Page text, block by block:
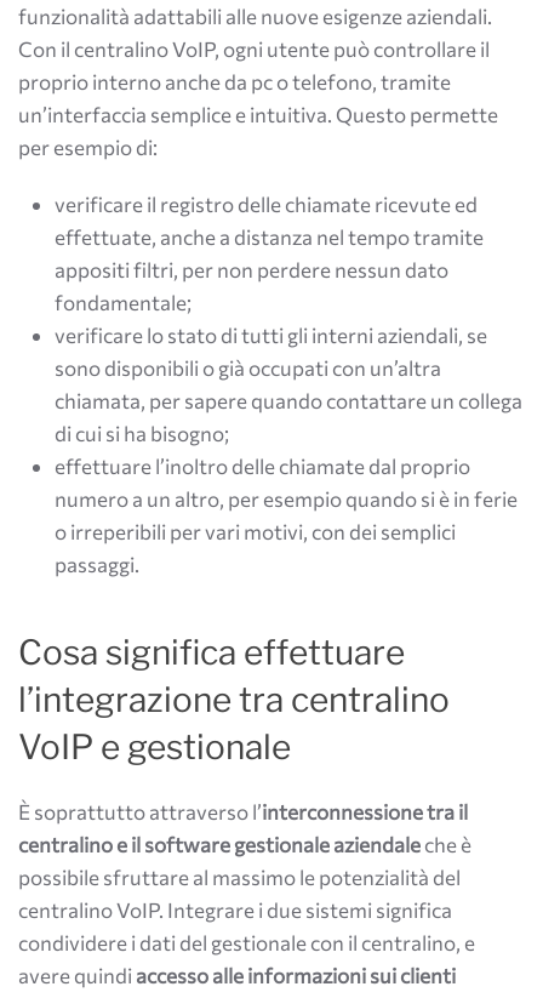
funzionalità adattabili alle nuove esigenze aziendali.
Con il centralino VoIP, ogni utente può controllare il
proprio interno anche da pc o telefono, tramite
un’interfaccia semplice e intuitiva. Questo permette
per esempio di:
verificare il registro delle chiamate ricevute ed
effettuate, anche a distanza nel tempo tramite
appositi filtri, per non perdere nessun dato
fondamentale;
verificare lo stato di tutti gli interni aziendali, se
sono disponibili o già occupati con un’altra
chiamata, per sapere quando contattare un collega
di cui si ha bisogno;
effettuare l’inoltro delle chiamate dal proprio
numero a un altro, per esempio quando si è in ferie
o irreperibili per vari motivi, con dei semplici
passaggi.
Cosa significa effettuare
l’integrazione tra centralino
VoIP e gestionale
È soprattutto attraverso l’interconnessione tra il
centralino e il software gestionale aziendaleche è
possibile sfruttare al massimo le potenzialità del
centralino VoIP. Integrare i due sistemi significa
condividere i dati del gestionale con il centralino, e
avere quindiaccesso alle informazioni sui clienti